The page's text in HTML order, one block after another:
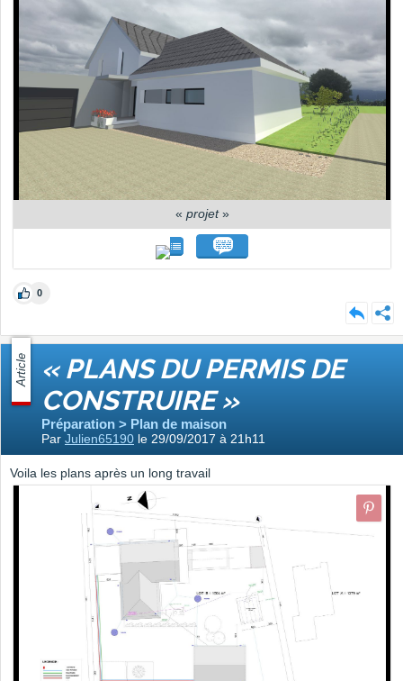
« projet»
0
Article « PLANS DU PERMIS DE
CONSTRUIRE »
Préparation > Plan de maison
Par Julien65190 le 29/09/2017 à 21h11
Voila les plans après un long travail